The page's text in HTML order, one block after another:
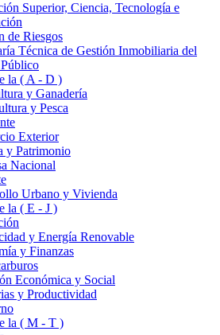
Superior, Ciencia, Tecnología e
de Riesgos
Técnica de Gestión Inmobiliaria del
la ( A - D )
y Ganadería
y Pesca
Exterior
y Patrimonio
Nacional
Urbano y Vivienda
la ( E - J )
y Energía Renovable
y Finanzas
Económica y Social
y Productividad
la ( M - T )